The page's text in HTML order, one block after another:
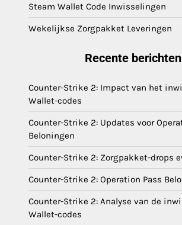
Steam Wallet Code Inwisselingen
Wekelijkse Zorgpakket Leveringen
Recente berichten
Counter-Strike 2: Impact van het
Wallet-codes
Counter-Strike 2: Updates voor
Beloningen
Counter-Strike 2: Zorgpakket-drops
Counter-Strike 2: Operation Pass
Counter-Strike 2: Analyse van de
Wallet-codes